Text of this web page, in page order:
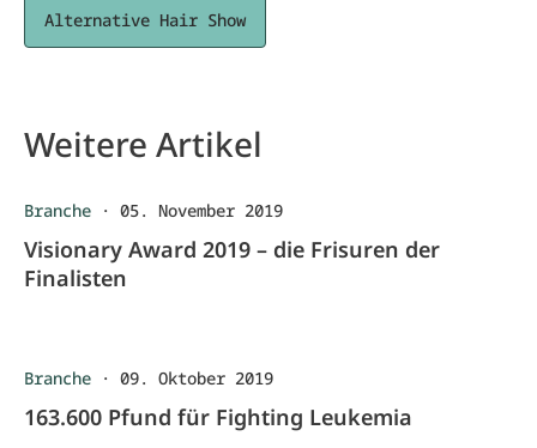
Alternative Hair Show
Weitere Artikel
Branche · 05. November 2019
Visionary Award 2019 – die Frisuren der
Finalisten
Branche · 09. Oktober 2019
163.600 Pfund für Fighting Leukemia